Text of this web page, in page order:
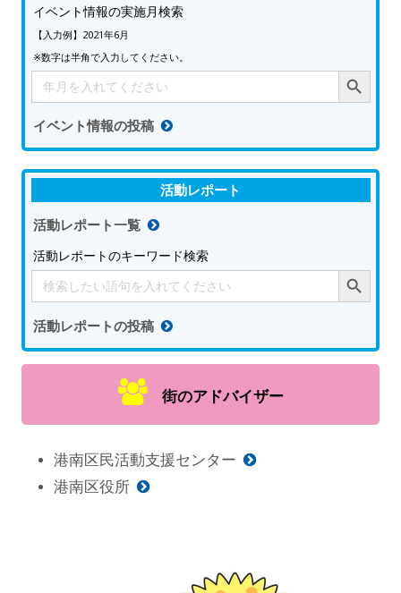
イベント情報の実施月検索
【入力例】2021年6月
※数字は半角で入力してください。
Search
for:
Search Button
イベント情報の投稿
活動レポート
活動レポート一覧
活動レポートのキーワード検索
Search
for:
Search Button
活動レポートの投稿
街のアドバイザー
港南区民活動支援センター
港南区役所